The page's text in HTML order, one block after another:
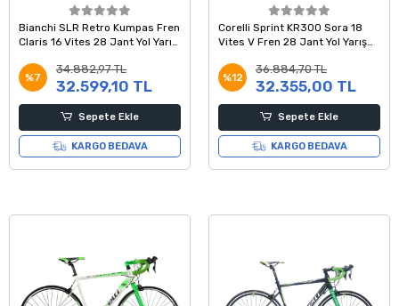
Bianchi SLR Retro Kumpas Fren
Claris 16 Vites 28 Jant Yol Yarış
%7
34.882,97 TL
32.599,10 TL
Sepete Ekle
KARGO BEDAVA
Corelli Sprint KR300 Sora 18
Vites V Fren 28 Jant Yol Yarış
%12
36.884,70 TL
32.355,00 TL
Sepete Ekle
KARGO BEDAVA